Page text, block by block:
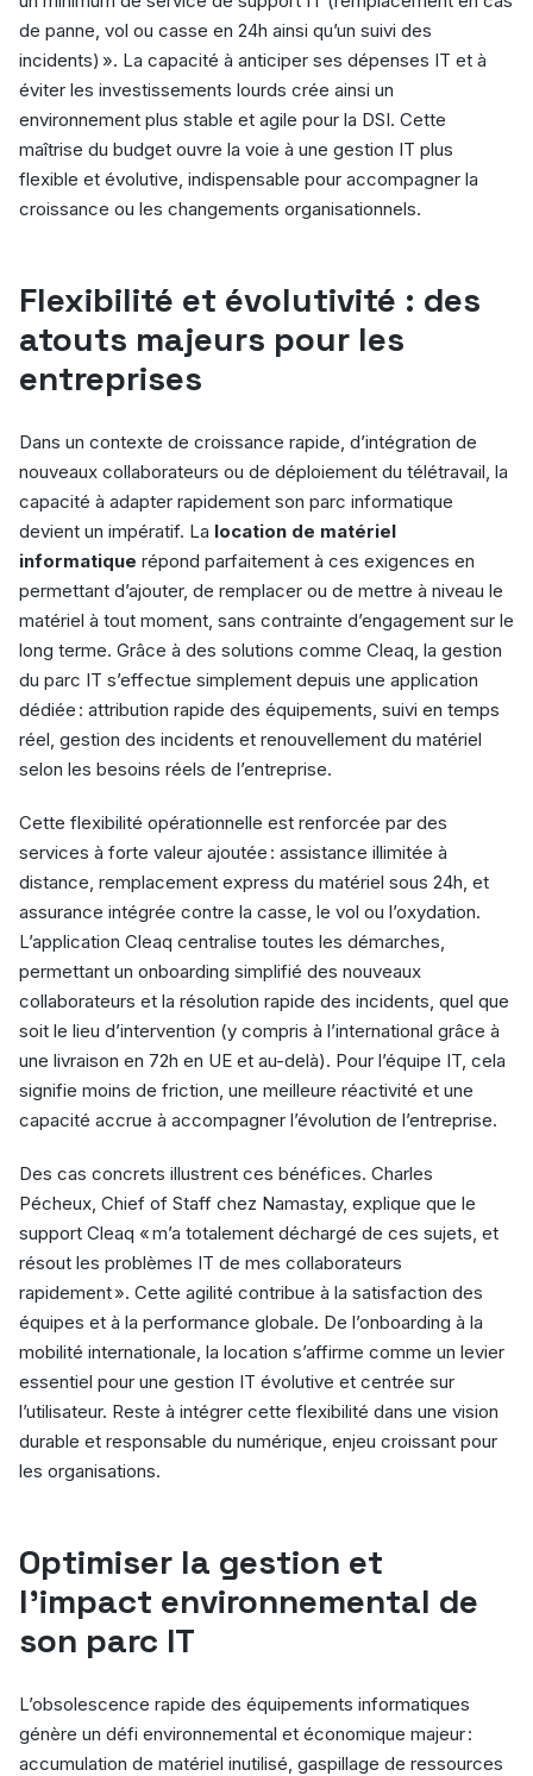
de panne, vol ou casse en 24h ainsi qu’un suivi des
incidents) ». La capacité à anticiper ses dépenses IT et à
éviter les investissements lourds crée ainsi un
environnement plus stable et agile pour la DSI. Cette
maîtrise du budget ouvre la voie à une gestion IT plus
flexible et évolutive, indispensable pour accompagner la
croissance ou les changements organisationnels.
Flexibilité et évolutivité : des
atouts majeurs pour les
entreprises
Dans un contexte de croissance rapide, d’intégration de
nouveaux collaborateurs ou de déploiement du télétravail, la
capacité à adapter rapidement son parc informatique
devient un impératif. La location de matériel
informatique répond parfaitement à ces exigences en
permettant d’ajouter, de remplacer ou de mettre à niveau le
matériel à tout moment, sans contrainte d’engagement sur le
long terme. Grâce à des solutions comme Cleaq, la gestion
du parc IT s’effectue simplement depuis une application
dédiée : attribution rapide des équipements, suivi en temps
réel, gestion des incidents et renouvellement du matériel
selon les besoins réels de l’entreprise.
Cette flexibilité opérationnelle est renforcée par des
services à forte valeur ajoutée : assistance illimitée à
distance, remplacement express du matériel sous 24h, et
assurance intégrée contre la casse, le vol ou l’oxydation.
L’application Cleaq centralise toutes les démarches,
permettant un onboarding simplifié des nouveaux
collaborateurs et la résolution rapide des incidents, quel que
soit le lieu d’intervention (y compris à l’international grâce à
une livraison en 72h en UE et au-delà). Pour l’équipe IT, cela
signifie moins de friction, une meilleure réactivité et une
capacité accrue à accompagner l’évolution de l’entreprise.
Des cas concrets illustrent ces bénéfices. Charles
Pécheux, Chief of Staff chez Namastay, explique que le
support Cleaq « m’a totalement déchargé de ces sujets, et
résout les problèmes IT de mes collaborateurs
rapidement ». Cette agilité contribue à la satisfaction des
équipes et à la performance globale. De l’onboarding à la
mobilité internationale, la location s’affirme comme un levier
essentiel pour une gestion IT évolutive et centrée sur
l’utilisateur. Reste à intégrer cette flexibilité dans une vision
durable et responsable du numérique, enjeu croissant pour
les organisations.
Optimiser la gestion et
l’impact environnemental de
son parc IT
L’obsolescence rapide des équipements informatiques
génère un défi environnemental et économique majeur :
accumulation de matériel inutilisé, gaspillage de ressources